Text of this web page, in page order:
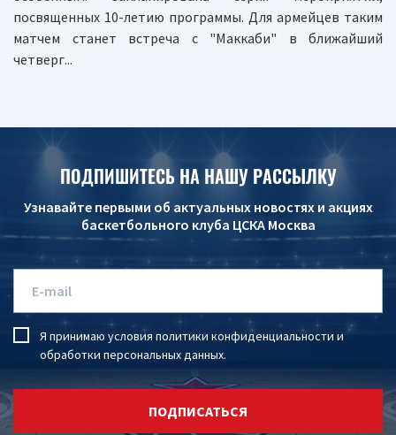
посвященных 10-летию программы. Для армейцев таким
матчем станет встреча с "Маккаби" в ближайший
четверг...
ПОДПИШИТЕСЬ НА НАШУ РАССЫЛКУ
Узнавайте первыми об актуальных новостях и акциях
баскетбольного клуба ЦСКА Москва
Я принимаю условия политики конфиденциальности и
обработки персональных данных.
ПОДПИСАТЬСЯ